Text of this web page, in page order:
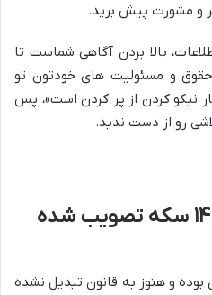
و مشورت پیش برید.
بالا بردن آگاهی شماست تا
حقوق و مسئولیت های خودتون تو
نیکو کردن از پر کردن است»، پس
رو از دست ندید.
آیا واقعا قانون مهریه ۱۴ سکه تصویب شده
و هنوز به قانون تبدیل نشده